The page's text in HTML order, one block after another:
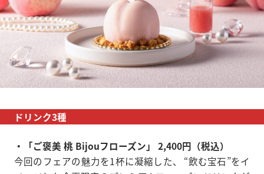
ドリンク3種
・「ご褒美 桃 Bijouフローズン」 2,400円（税込）
今回のフェアの魅力を1杯に凝縮した、 “飲む宝石”をイ